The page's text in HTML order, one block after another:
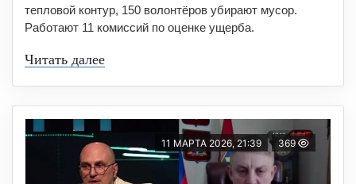
тепловой контур, 150 волонтёров убирают мусор.
Работают 11 комиссий по оценке ущерба.
Читать далее
11 МАРТА 2026, 21:39 369